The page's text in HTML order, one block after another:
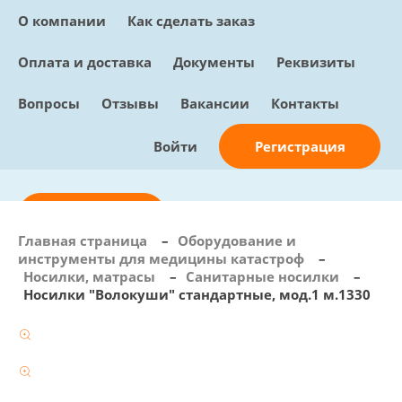
О компании Как сделать заказ
Оплата и доставка Документы Реквизиты
Вопросы Отзывы Вакансии Контакты
Войти Регистрация
info@sunmed.ru
Пн – Пт: с 10:00 - 18:00
Главная страница – Оборудование и
инструменты для медицины катастроф
–
Носилки, матрасы
– Санитарные носилки
–
Носилки "Волокуши" стандартные, мод.1 м.1330